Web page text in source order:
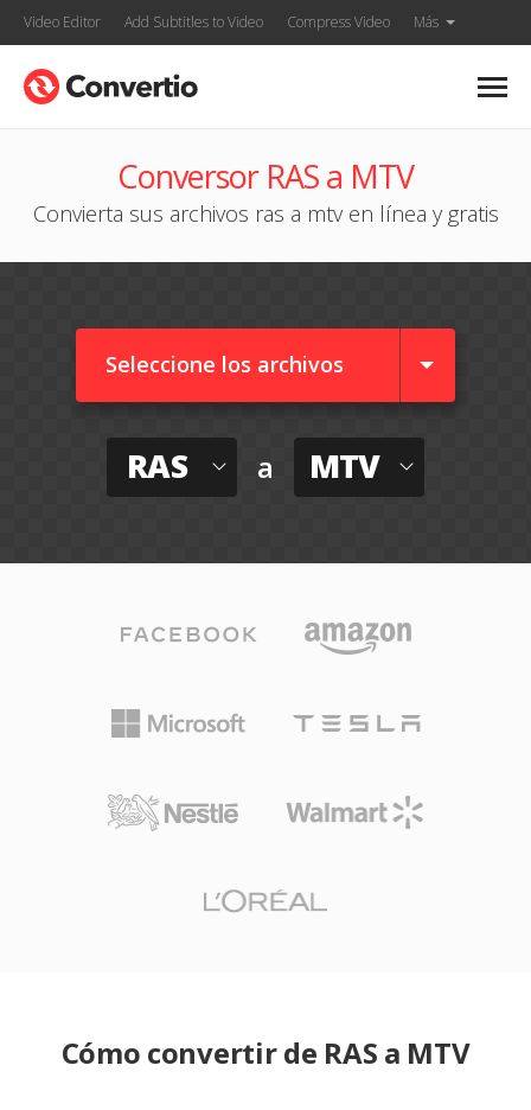
Video Editor Add Subtitles to Video Compress Video Más
Conversor RAS a MTV
Convierta sus archivos ras a mtv en línea y gratis
Seleccione los archivos
RAS a MTV
Cómo convertir de RAS a MTV